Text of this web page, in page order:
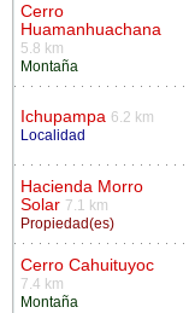
Cerro
Huamanhuachana
5.8 km
Montaña
Ichupampa 6.2 km
Localidad
Hacienda Morro
Solar 7.1 km
Propiedad(es)
Cerro Cahuituyoc
7.4 km
Montaña